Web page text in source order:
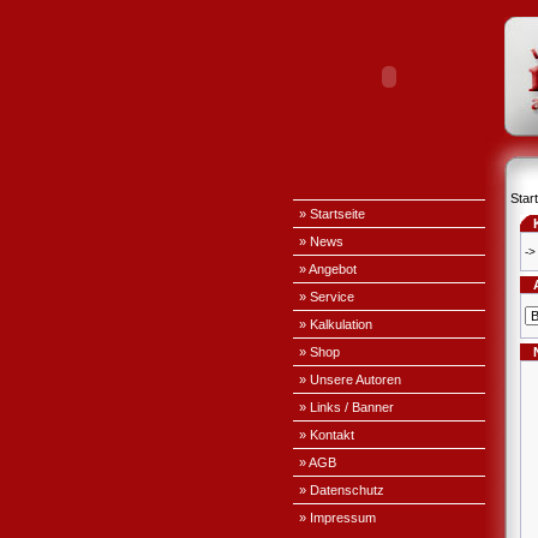
» Startseite
» News
» Angebot
» Service
» Kalkulation
» Shop
» Unsere Autoren
» Links / Banner
» Kontakt
» AGB
» Datenschutz
» Impressum
->